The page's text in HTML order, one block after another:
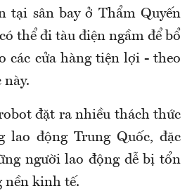
tại sân bay ở Thẩm Quyến
thể đi tàu điện ngầm để bổ
các cửa hàng tiện lợi - theo
đặt ra nhiều thách thức
động Trung Quốc, đặc
người lao động dễ bị tổn
nền kinh tế.